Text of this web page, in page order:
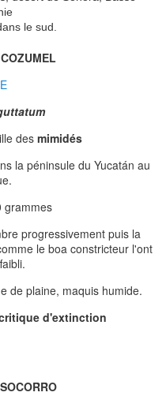
le sud.
des mimidés
la péninsule du Yucatán au
grammes
progressivement puis la
le boa constricteur l'ont
de plaine, maquis humide.
d'extinction